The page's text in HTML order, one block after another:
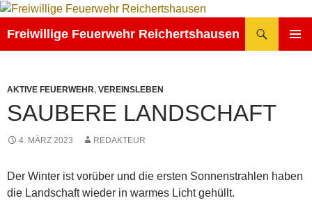
Zum
springen
Freiwillige Feuerwehr Reichertshausen
AKTIVE FEUERWEHR, VEREINSLEBEN
SAUBERE LANDSCHAFT
4. MÄRZ 2023 REDAKTEUR
Der Winter ist vorüber und die ersten Sonnenstrahlen haben
die Landschaft wieder in warmes Licht gehüllt.